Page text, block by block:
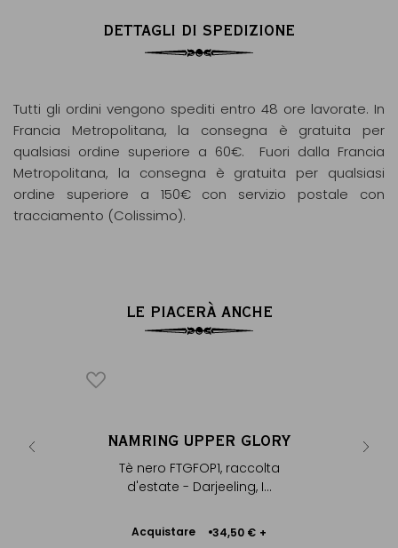
DETTAGLI DI SPEDIZIONE
Tutti gli ordini vengono spediti entro 48 ore lavorate. In
Francia Metropolitana, la consegna è gratuita per
qualsiasi ordine superiore a 60€. Fuori dalla Francia
Metropolitana, la consegna è gratuita per qualsiasi
ordine superiore a 150€ con servizio postale con
tracciamento (Colissimo).
LE PIACERÀ ANCHE
NAMRING UPPER GLORY
Tè nero FTGFOP1, raccolta
d'estate - Darjeeling, I...
Acquistare 34,50 € +
Aggiungere